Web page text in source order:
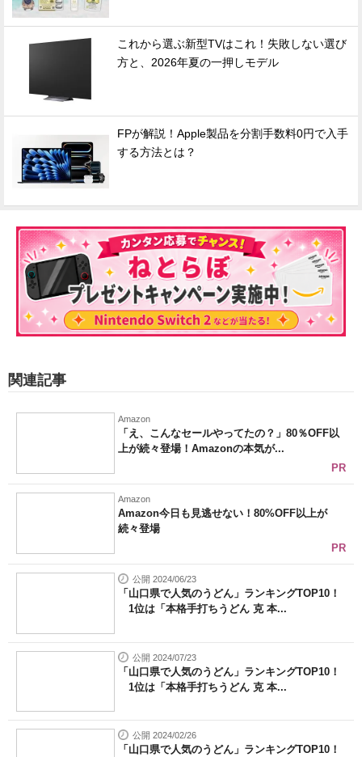
これから選ぶ新型TVはこれ！失敗しない選び
方と、2026年夏の一押しモデル
FPが解説！Apple製品を分割手数料0円で入手
する方法とは？
関連記事
Amazon
「え、こんなセールやってたの？」80％OFF以
上が続々登場！Amazonの本気が...
PR
Amazon
Amazon今日も見逃せない！80%OFF以上が
続々登場
PR
公開 2024/06/23
「山口県で人気のうどん」ランキングTOP10！
1位は「本格手打ちうどん 克 本...
公開 2024/07/23
「山口県で人気のうどん」ランキングTOP10！
1位は「本格手打ちうどん 克 本...
公開 2024/02/26
「山口県で人気のうどん」ランキングTOP10！